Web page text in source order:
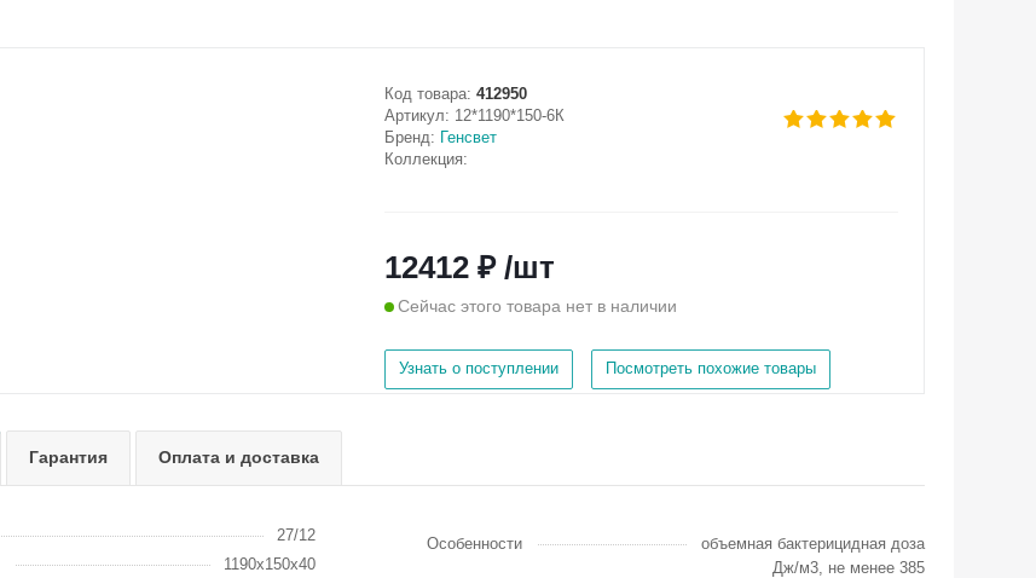
Код товара: 412950
Артикул: 12*1190*150-6К
Бренд: Генсвет
Коллекция:
12412 ₽ /шт
Сейчас этого товара нет в наличии
Узнать о поступлении Посмотреть похожие товары
Гарантия Оплата и доставка
27/12
1190х150х40
Особенности
объемная бактерицидная доза
Дж/м3, не менее 385